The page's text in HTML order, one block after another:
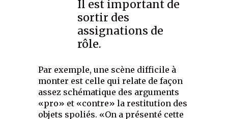
Il est important de
sortir des
assignations de
rôle.
Par exemple, une scène difficile à
monter est celle qui relate de façon
assez schématique des arguments
«pro» et «contre» la restitution des
objets spoliés. «On a présenté cette